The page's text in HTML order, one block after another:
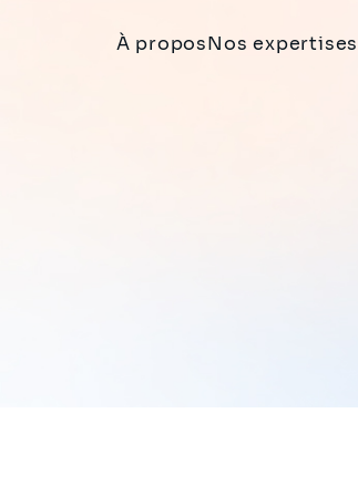
À proposNos expertises